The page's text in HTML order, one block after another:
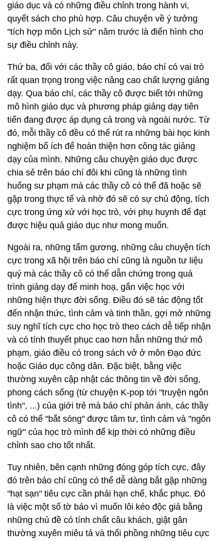
giáo dục và có những điều chỉnh trong hành vi,
quyết sách cho phù hợp. Câu chuyện về ý tưởng
"tích hợp môn Lịch sử" năm trước là điển hình cho
sự điều chỉnh này.
Thứ ba, đối với các thầy cô giáo, báo chí có vai trò
rất quan trọng trong việc nâng cao chất lượng giảng
dạy. Qua báo chí, các thầy cô được biết tới những
mô hình giáo dục và phương pháp giảng dạy tiên
tiến đang được áp dụng cả trong và ngoài nước. Từ
đó, mỗi thầy cô đều có thể rút ra những bài học kinh
nghiệm bổ ích để hoàn thiện hơn công tác giảng
dạy của mình. Những câu chuyện giáo dục được
chia sẻ trên báo chí đôi khi cũng là những tình
huống sư phạm mà các thầy cô có thể đã hoặc sẽ
gặp trong thực tế và nhờ đó sẽ có sự chủ động, tích
cực trong ứng xử với học trò, với phụ huynh để đạt
được hiệu quả giáo dục như mong muốn.
Ngoài ra, những tấm gương, những câu chuyện tích
cực trong xã hội trên báo chí cũng là nguồn tư liệu
quý mà các thầy cô có thể dẫn chứng trong quá
trình giảng dạy để minh hoạ, gắn việc học với
những hiện thực đời sống. Điều đó sẽ tác động tốt
đến nhận thức, tình cảm và tinh thần, gợi mở những
suy nghĩ tích cực cho học trò theo cách dễ tiếp nhận
và có tính thuyết phục cao hơn hẳn những thứ mô
phạm, giáo điều có trong sách vở ở môn Đạo đức
hoặc Giáo dục công dân. Đặc biệt, bằng việc
thường xuyên cập nhật các thông tin về đời sống,
phong cách sống (từ chuyện K-pop tới "truyện ngôn
tình", ...) của giới trẻ mà báo chí phản ánh, các thầy
cô có thể "bắt sóng" được tâm tư, tình cảm và "ngôn
ngữ" của học trò mình để kịp thời có những điều
chỉnh sao cho tốt nhất.
Tuy nhiên, bên cạnh những đóng góp tích cực, đây
đó trên báo chí cũng có thể dễ dàng bắt gặp những
"hạt sạn" tiêu cực cần phải hạn chế, khắc phục. Đó
là việc một số tờ báo vì muốn lôi kéo độc giả bằng
những chủ đề có tính chất câu khách, giật gân
thường xuyên miêu tả và thổi phồng những tiêu cực